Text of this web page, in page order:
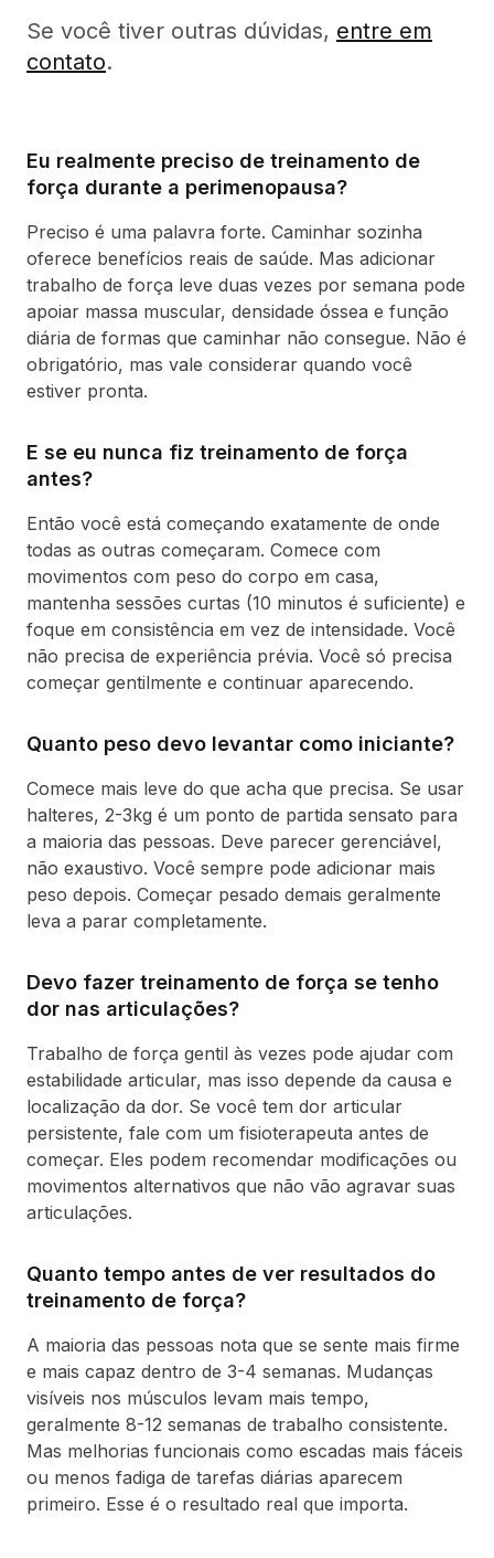
Se você tiver outras dúvidas, entre em
contato.
Eu realmente preciso de treinamento de
força durante a perimenopausa?
Preciso é uma palavra forte. Caminhar sozinha
oferece benefícios reais de saúde. Mas adicionar
trabalho de força leve duas vezes por semana pode
apoiar massa muscular, densidade óssea e função
diária de formas que caminhar não consegue. Não é
obrigatório, mas vale considerar quando você
estiver pronta.
E se eu nunca fiz treinamento de força
antes?
Então você está começando exatamente de onde
todas as outras começaram. Comece com
movimentos com peso do corpo em casa,
mantenha sessões curtas (10 minutos é suficiente) e
foque em consistência em vez de intensidade. Você
não precisa de experiência prévia. Você só precisa
começar gentilmente e continuar aparecendo.
Quanto peso devo levantar como iniciante?
Comece mais leve do que acha que precisa. Se usar
halteres, 2-3kg é um ponto de partida sensato para
a maioria das pessoas. Deve parecer gerenciável,
não exaustivo. Você sempre pode adicionar mais
peso depois. Começar pesado demais geralmente
leva a parar completamente.
Devo fazer treinamento de força se tenho
dor nas articulações?
Trabalho de força gentil às vezes pode ajudar com
estabilidade articular, mas isso depende da causa e
localização da dor. Se você tem dor articular
persistente, fale com um fisioterapeuta antes de
começar. Eles podem recomendar modificações ou
movimentos alternativos que não vão agravar suas
articulações.
Quanto tempo antes de ver resultados do
treinamento de força?
A maioria das pessoas nota que se sente mais firme
e mais capaz dentro de 3-4 semanas. Mudanças
visíveis nos músculos levam mais tempo,
geralmente 8-12 semanas de trabalho consistente.
Mas melhorias funcionais como escadas mais fáceis
ou menos fadiga de tarefas diárias aparecem
primeiro. Esse é o resultado real que importa.